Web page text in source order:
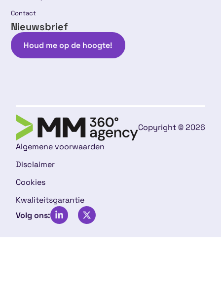
Contact
Nieuwsbrief
Houd me op de hoogte!
Copyright © 2026
Algemene voorwaarden
Disclaimer
Cookies
Kwaliteitsgarantie
Volg ons: